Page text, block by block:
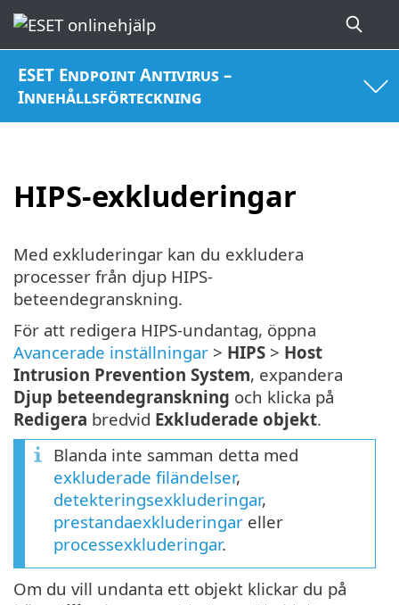
ESET Endpoint Antivirus –
Innehållsförteckning
HIPS-exkluderingar
Med exkluderingar kan du exkludera
processer från djup HIPS-
beteendegranskning.
För att redigera HIPS-undantag, öppna
Avancerade inställningar > HIPS > Host
Intrusion Prevention System, expandera
Djup beteendegranskning och klicka på
Redigera bredvid Exkluderade objekt.
Blanda inte samman detta med
exkluderade filändelser,
detekteringsexkluderingar,
prestandaexkluderingar eller
processexkluderingar.
Om du vill undanta ett objekt klickar du på